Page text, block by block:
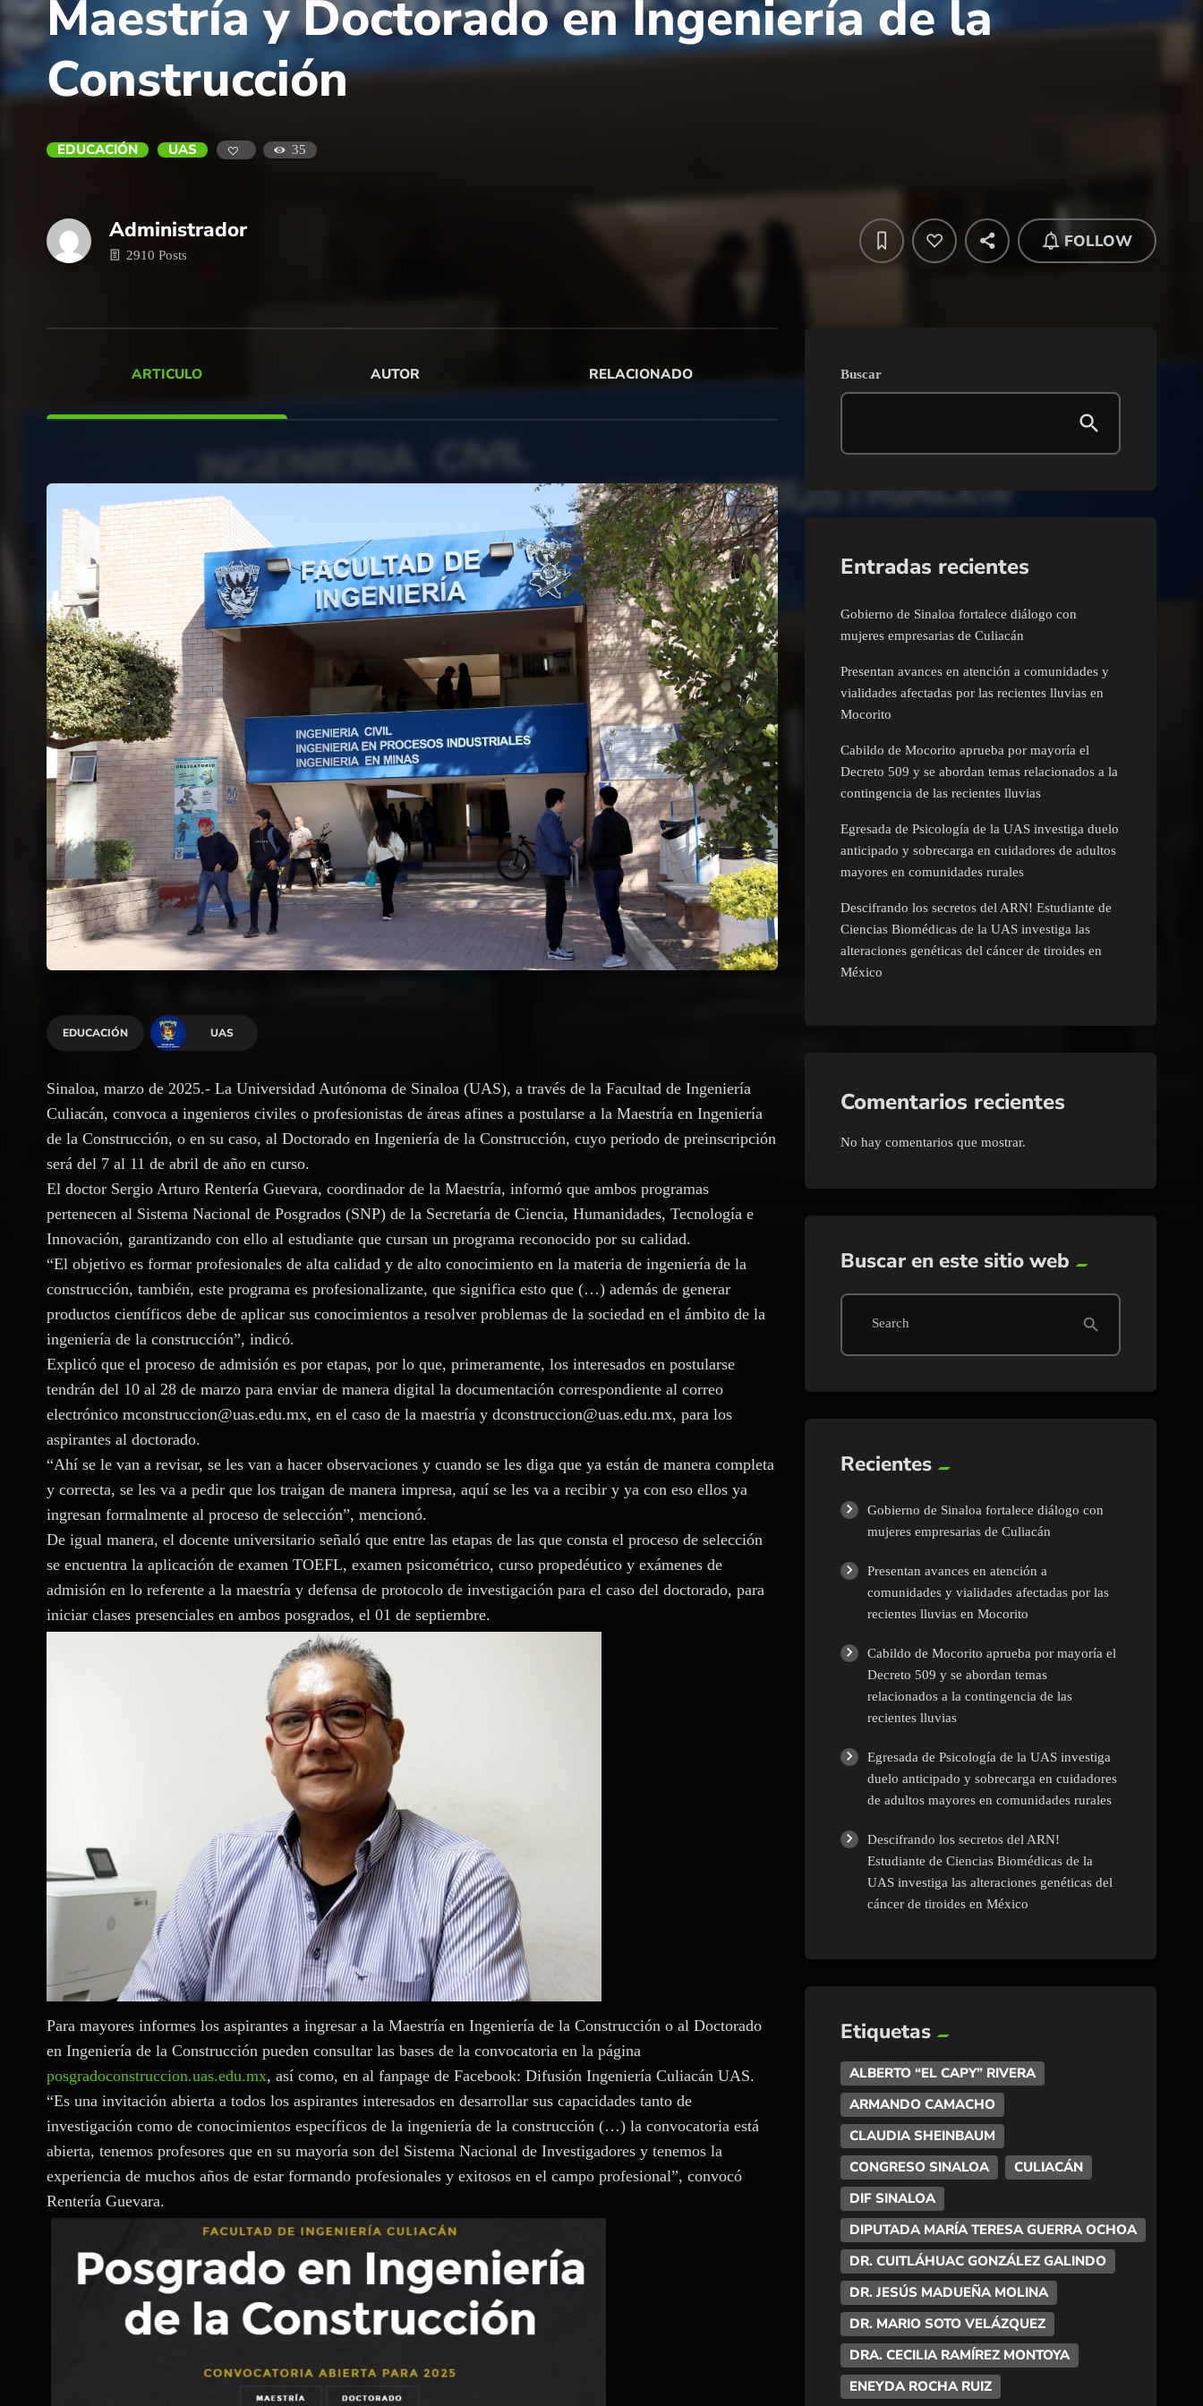
Maestría y Doctorado en Ingeniería de la
Construcción
EDUCACIÓN UAS 35
Administrador
2910 Posts
FOLLOW
ARTICULO AUTOR RELACIONADO
EDUCACIÓN UAS
Sinaloa, marzo de 2025.- La Universidad Autónoma de Sinaloa (UAS), a través de la Facultad de Ingeniería
Culiacán, convoca a ingenieros civiles o profesionistas de áreas afines a postularse a la Maestría en Ingeniería
de la Construcción, o en su caso, al Doctorado en Ingeniería de la Construcción, cuyo periodo de preinscripción
será del 7 al 11 de abril de año en curso.
El doctor Sergio Arturo Rentería Guevara, coordinador de la Maestría, informó que ambos programas
pertenecen al Sistema Nacional de Posgrados (SNP) de la Secretaría de Ciencia, Humanidades, Tecnología e
Innovación, garantizando con ello al estudiante que cursan un programa reconocido por su calidad.
“El objetivo es formar profesionales de alta calidad y de alto conocimiento en la materia de ingeniería de la
construcción, también, este programa es profesionalizante, que significa esto que (…) además de generar
productos científicos debe de aplicar sus conocimientos a resolver problemas de la sociedad en el ámbito de la
ingeniería de la construcción”, indicó.
Explicó que el proceso de admisión es por etapas, por lo que, primeramente, los interesados en postularse
tendrán del 10 al 28 de marzo para enviar de manera digital la documentación correspondiente al correo
electrónico mconstruccion@uas.edu.mx, en el caso de la maestría y dconstruccion@uas.edu.mx, para los
aspirantes al doctorado.
“Ahí se le van a revisar, se les van a hacer observaciones y cuando se les diga que ya están de manera completa
y correcta, se les va a pedir que los traigan de manera impresa, aquí se les va a recibir y ya con eso ellos ya
ingresan formalmente al proceso de selección”, mencionó.
De igual manera, el docente universitario señaló que entre las etapas de las que consta el proceso de selección
se encuentra la aplicación de examen TOEFL, examen psicométrico, curso propedéutico y exámenes de
admisión en lo referente a la maestría y defensa de protocolo de investigación para el caso del doctorado, para
iniciar clases presenciales en ambos posgrados, el 01 de septiembre.
Para mayores informes los aspirantes a ingresar a la Maestría en Ingeniería de la Construcción o al Doctorado
en Ingeniería de la Construcción pueden consultar las bases de la convocatoria en la página
posgradoconstruccion.uas.edu.mx, así como, en al fanpage de Facebook: Difusión Ingeniería Culiacán UAS.
“Es una invitación abierta a todos los aspirantes interesados en desarrollar sus capacidades tanto de
investigación como de conocimientos específicos de la ingeniería de la construcción (…) la convocatoria está
abierta, tenemos profesores que en su mayoría son del Sistema Nacional de Investigadores y tenemos la
experiencia de muchos años de estar formando profesionales y exitosos en el campo profesional”, convocó
Rentería Guevara.
Buscar
Entradas recientes
Gobierno de Sinaloa fortalece diálogo con
mujeres empresarias de Culiacán
Presentan avances en atención a comunidades y
vialidades afectadas por las recientes lluvias en
Mocorito
Cabildo de Mocorito aprueba por mayoría el
Decreto 509 y se abordan temas relacionados a la
contingencia de las recientes lluvias
Egresada de Psicología de la UAS investiga duelo
anticipado y sobrecarga en cuidadores de adultos
mayores en comunidades rurales
Descifrando los secretos del ARN! Estudiante de
Ciencias Biomédicas de la UAS investiga las
alteraciones genéticas del cáncer de tiroides en
México
Comentarios recientes
No hay comentarios que mostrar.
Buscar en este sitio web
Search search
Recientes
Gobierno de Sinaloa fortalece diálogo con
mujeres empresarias de Culiacán
Presentan avances en atención a
comunidades y vialidades afectadas por las
recientes lluvias en Mocorito
Cabildo de Mocorito aprueba por mayoría el
Decreto 509 y se abordan temas
relacionados a la contingencia de las
recientes lluvias
Egresada de Psicología de la UAS investiga
duelo anticipado y sobrecarga en cuidadores
de adultos mayores en comunidades rurales
Descifrando los secretos del ARN!
Estudiante de Ciencias Biomédicas de la
UAS investiga las alteraciones genéticas del
cáncer de tiroides en México
Etiquetas
ALBERTO “EL CAPY” RIVERA
ARMANDO CAMACHO
CLAUDIA SHEINBAUM
CONGRESO SINALOA
CULIACÁN
DIF SINALOA
DIPUTADA MARÍA TERESA GUERRA OCHOA
DR. CUITLÁHUAC GONZÁLEZ GALINDO
DR. JESÚS MADUEÑA MOLINA
DR. MARIO SOTO VELÁZQUEZ
DRA. CECILIA RAMÍREZ MONTOYA
ENEYDA ROCHA RUIZ